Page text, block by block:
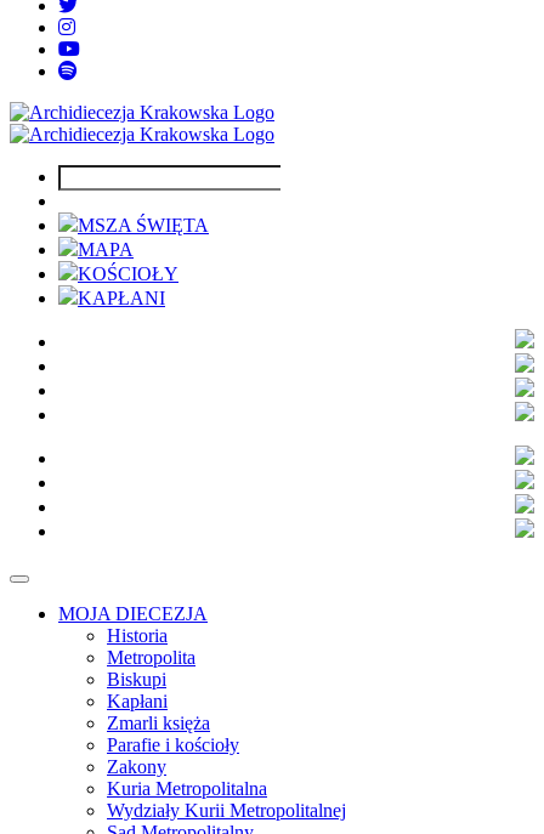
MSZA ŚWIĘTA
MAPA
KOŚCIOŁY
KAPŁANI
MOJA DIECEZJA
Historia
Metropolita
Biskupi
Kapłani
Zmarli księża
Parafie i kościoły
Zakony
Kuria Metropolitalna
Wydziały Kurii Metropolitalnej